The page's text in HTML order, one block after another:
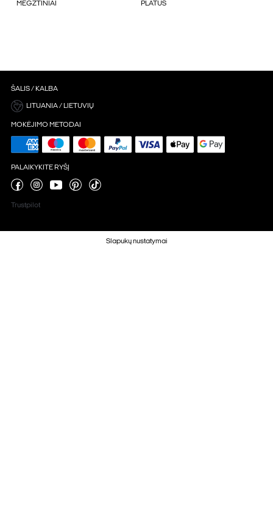
MEGZTINIAI PLATŪS
ŠALIS / KALBA
LITUANIA / LIETUVIŲ
MOKĖJIMO METODAI
PALAIKYKITE RYŠĮ
Trustpilot
Slapukų nustatymai